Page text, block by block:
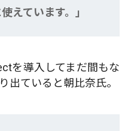
えています。」
を導入してまだ間もな
出ていると朝比奈氏。